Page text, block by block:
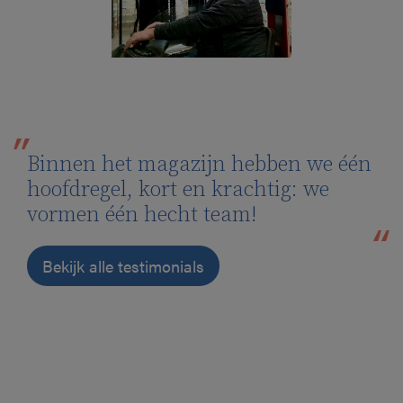
Binnen het magazijn hebben we één
hoofdregel, kort en krachtig: we
vormen één hecht team!
Bekijk alle testimonials